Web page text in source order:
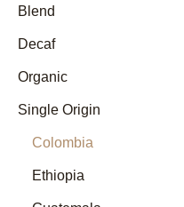
Blend
Decaf
Organic
Single Origin
Colombia
Ethiopia